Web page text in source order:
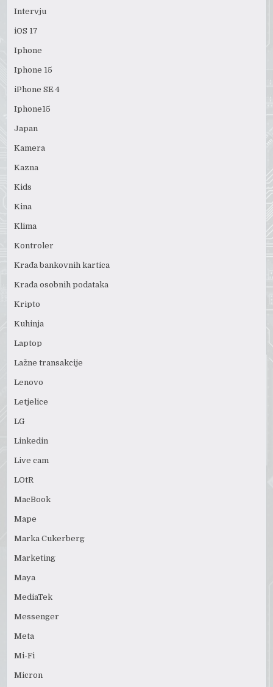
Intervju
iOS 17
Iphone
Iphone 15
iPhone SE 4
Iphone15
Japan
Kamera
Kazna
Kids
Kina
Klima
Kontroler
Krađa bankovnih kartica
Krađa osobnih podataka
Kripto
Kuhinja
Laptop
Lažne transakcije
Lenovo
Letjelice
LG
Linkedin
Live cam
LOtR
MacBook
Mape
Marka Cukerberg
Marketing
Maya
MediaTek
Messenger
Meta
Mi-Fi
Micron